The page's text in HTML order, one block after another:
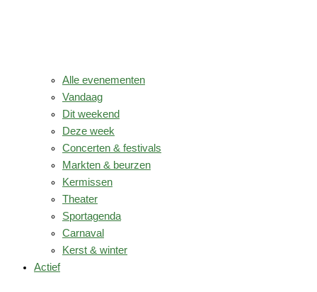
Alle evenementen
Vandaag
Dit weekend
Deze week
Concerten & festivals
Markten & beurzen
Kermissen
Theater
Sportagenda
Carnaval
Kerst & winter
Actief